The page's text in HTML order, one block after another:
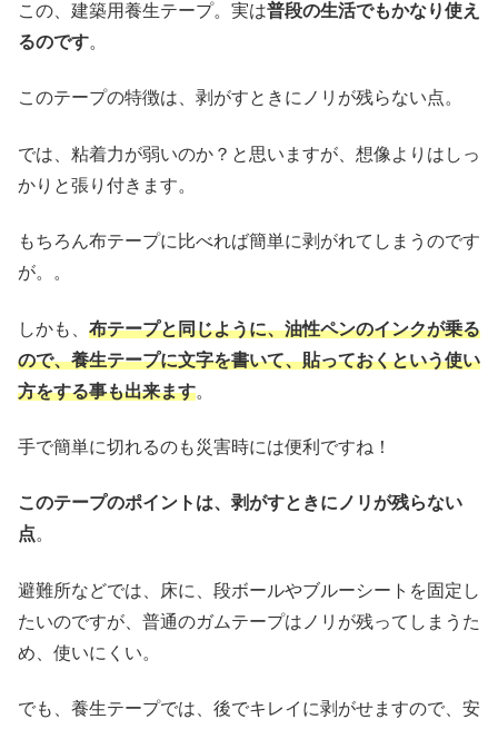
この、建築用養生テープ。実は普段の生活でもかなり使え
るのです。
このテープの特徴は、剥がすときにノリが残らない点。
では、粘着力が弱いのか？と思いますが、想像よりはしっ
かりと張り付きます。
もちろん布テープに比べれば簡単に剥がれてしまうのです
が。。
しかも、 布テープと同じように、油性ペンのインクが乗る
ので、養生テープに文字を書いて、貼っておくという使い
方をする事も出来ます。
手で簡単に切れるのも災害時には便利ですね！
このテープのポイントは、剥がすときにノリが残らない
点。
避難所などでは、床に、段ボールやブルーシートを固定し
たいのですが、普通のガムテープはノリが残ってしまうた
め、使いにくい。
でも、養生テープでは、後でキレイに剥がせますので、安